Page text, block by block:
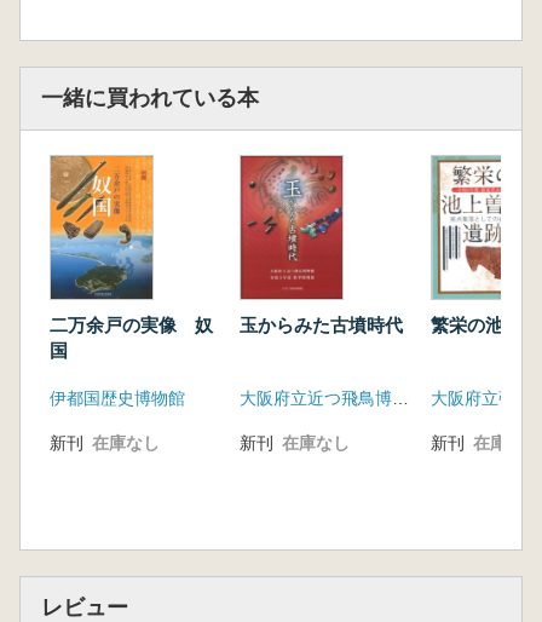
一緒に買われている本
二万余戸の実像 奴
国
伊都国歴史博物館
新刊 在庫なし
玉からみた古墳時代
大阪府立近つ飛鳥博物館
新刊 在庫なし
繁栄の池上
新刊 在庫なし
レビュー